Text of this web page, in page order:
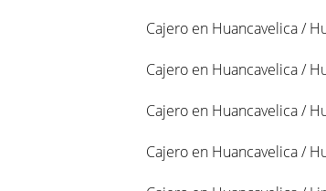
Cajero en Huancavelica /
Cajero en Huancavelica /
Cajero en Huancavelica /
Cajero en Huancavelica /